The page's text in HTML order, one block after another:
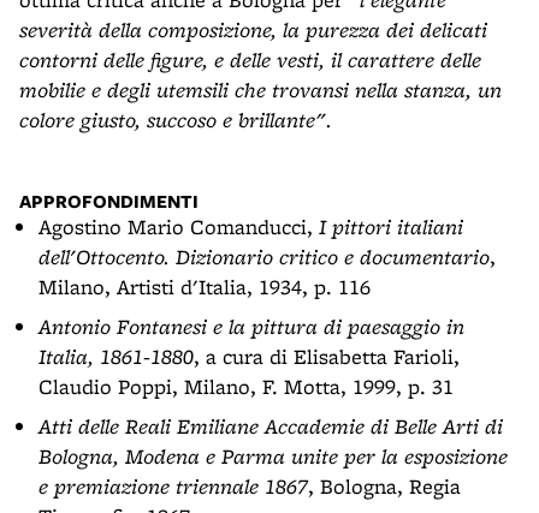
severità della composizione, la purezza dei delicati
contorni delle figure, e delle vesti, il carattere delle
mobilie e degli utemsili che trovansi nella stanza, un
colore giusto, succoso e brillante".
APPROFONDIMENTI
Agostino Mario Comanducci, I pittori italiani
dell'Ottocento. Dizionario critico e documentario,
Milano, Artisti d'Italia, 1934, p. 116
Antonio Fontanesi e la pittura di paesaggio in
Italia, 1861-1880, a cura di Elisabetta Farioli,
Claudio Poppi, Milano, F. Motta, 1999, p. 31
Atti delle Reali Emiliane Accademie di Belle Arti di
Bologna, Modena e Parma unite per la esposizione
e premiazione triennale 1867, Bologna, Regia